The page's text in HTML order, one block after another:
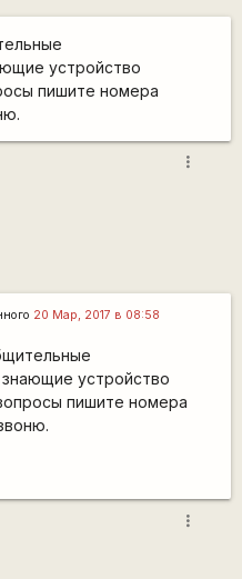
устройство
пишите номера
more_vert
20 Мар, 2017 в 08:58
устройство
пишите номера
more_vert